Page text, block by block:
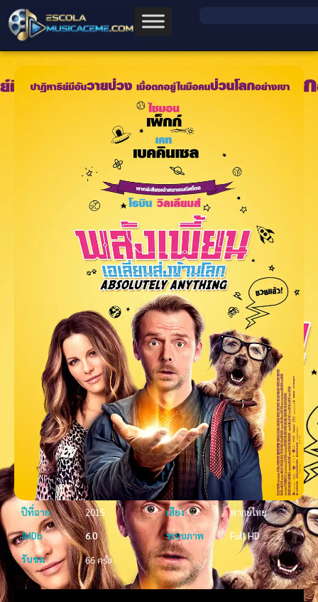
ปีที่ฉาย 2015 เสียง
พากย์ไทย
IMDb
6.0 ระบบภาพ
Full HD
รับชม
66 ครั้ง